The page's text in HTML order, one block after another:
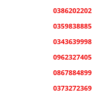
0386202202
0359838885
0343639998
0962327405
0867884899
0373272369